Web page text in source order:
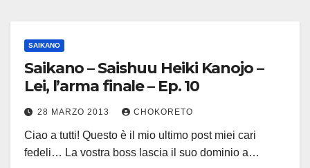
SAIKANO
Saikano – Saishuu Heiki Kanojo –
Lei, l’arma finale – Ep. 10
28 MARZO 2013 CHOKORETO
Ciao a tutti! Questo è il mio ultimo post miei cari
fedeli… La vostra boss lascia il suo dominio a…